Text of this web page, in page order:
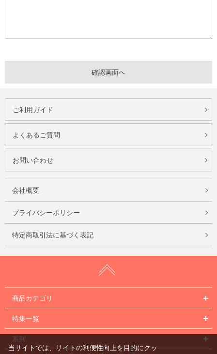
ご利用ガイド
よくあるご質問
お問い合わせ
会社概要
プライバシーポリシー
特定商取引法に基づく表記
商品カテゴリ
特集一覧
系列
当サイトでは、サイトの利便性向上を目的にクッ